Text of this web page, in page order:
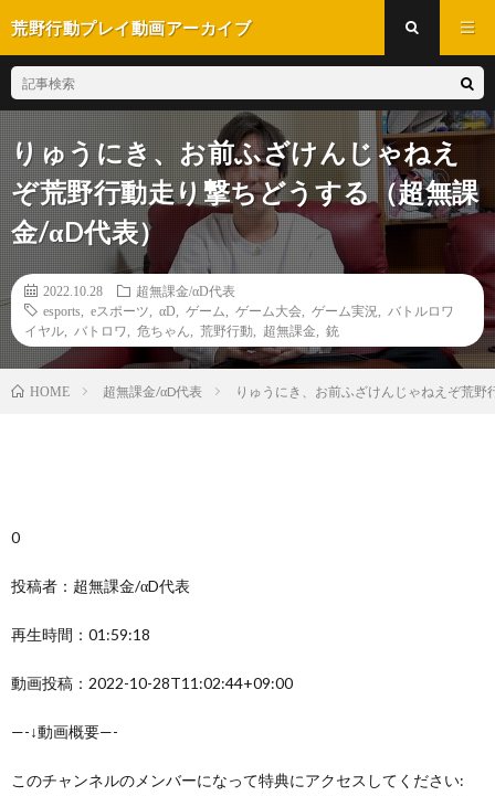
荒野行動プレイ動画アーカイブ
りゅうにき、お前ふざけんじゃねえ
ぞ荒野行動走り撃ちどうする（超無課
金/αD代表）
2022.10.28
超無課金/αD代表
esports
eスポーツ αD ゲーム ゲーム大会 ゲーム実況
バトルロワ
イヤル
バトロワ 危ちゃん 荒野行動 超無課金 銃
HOME 超無課金/αD代表 りゅうにき、お前ふざけんじゃねえぞ荒
0
投稿者：超無課金/αD代表
再生時間：01:59:18
動画投稿：2022-10-28T11:02:44+09:00
—-↓動画概要—-
このチャンネルのメンバーになって特典にアクセスしてください: